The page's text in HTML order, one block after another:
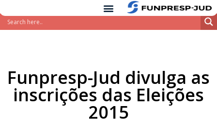
Pular
Funpresp-Jud divulga as
inscrições das Eleições
2015